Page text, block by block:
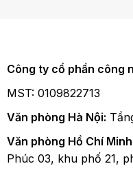
Công ty cổ phần công
MST: 0109822713
Văn phòng Hà Nội:
Văn phòng Hồ Chí
Phúc 03, khu phố 21,